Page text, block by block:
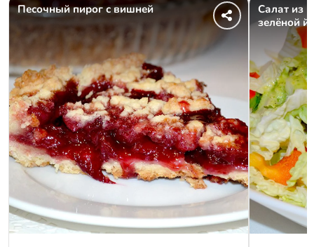
Песочный пирог с вишней
Салат из
зелёной